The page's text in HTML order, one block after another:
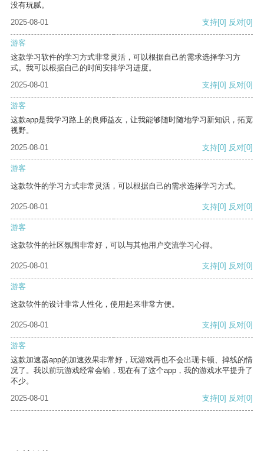
没有玩腻。
2025-08-01
支持[0] 反对[0]
游客
这款学习软件的学习方式非常灵活，可以根据自己的需求选择学习方
式。我可以根据自己的时间安排学习进度。
2025-08-01
支持[0] 反对[0]
游客
这款app是我学习路上的良师益友，让我能够随时随地学习新知识，拓宽
视野。
2025-08-01
支持[0] 反对[0]
游客
这款软件的学习方式非常灵活，可以根据自己的需求选择学习方式。
2025-08-01 支持[0] 反对[0]
游客
这款软件的社区氛围非常好，可以与其他用户交流学习心得。
2025-08-01 支持[0] 反对[0]
游客
这款软件的设计非常人性化，使用起来非常方便。
2025-08-01 支持[0] 反对[0]
游客
这款加速器app的加速效果非常好，玩游戏再也不会出现卡顿、掉线的情
况了。我以前玩游戏经常会输，现在有了这个app，我的游戏水平提升了
不少。
2025-08-01
支持[0] 反对[0]